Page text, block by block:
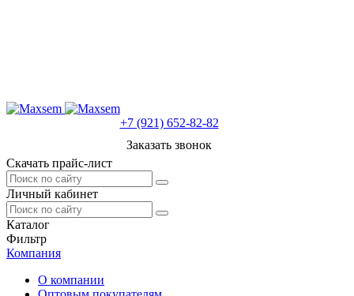
+7 (921) 652-82-82
Заказать звонок
Скачать прайс-лист
Личный кабинет
Каталог
Фильтр
Компания
О компании